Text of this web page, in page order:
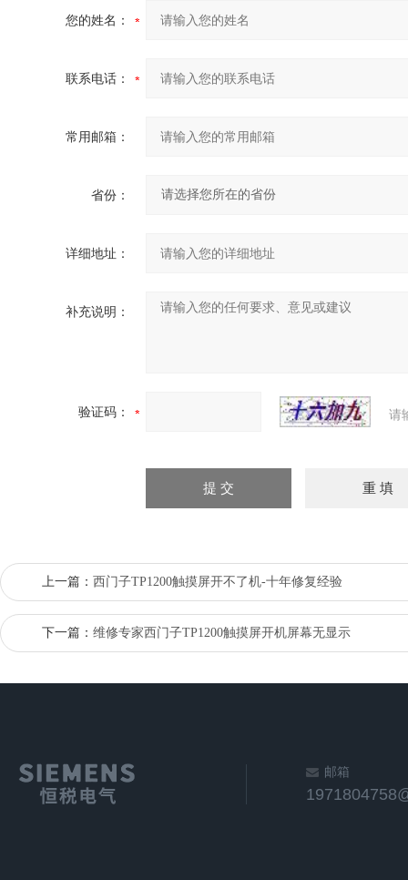
您的姓名：
联系电话：
常用邮箱：
省份：
详细地址：
补充说明：
验证码： 请
上一篇： 西门子TP1200触摸屏开不了机-十年修复经验
下一篇： 维修专家西门子TP1200触摸屏开机屏幕无显示
邮箱